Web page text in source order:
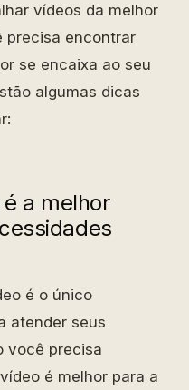
vídeos da melhor
precisa encontrar
se encaixa ao seu
algumas dicas
a melhor
é o único
atender seus
você precisa
é melhor para a